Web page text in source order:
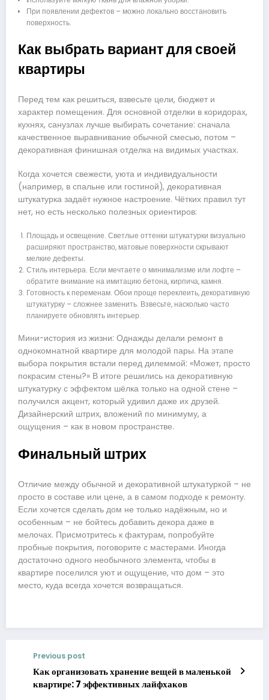
При появлении дефектов – можно локально восстановить
поверхность.
Как выбрать вариант для своей
квартиры
Перед тем как решиться, взвесьте цели, бюджет и
характер помещения. Для основной отделки в коридорах,
кухнях, санузлах лучше выбирать сочетание: сначала
качественное выравнивание обычной смесью, потом –
декоративная финишная отделка на видимых участках.
Когда хочется свежести, уюта и индивидуальности
(например, в спальне или гостиной), декоративная
штукатурка задаёт нужное настроение. Чётких правил тут
нет, но есть несколько полезных ориентиров:
Площадь и освещение. Светлые оттенки штукатурки визуально
расширяют пространство, матовые поверхности скрывают
мелкие дефекты.
Стиль интерьера. Если мечтаете о минимализме или лофте –
обратите внимание на имитацию бетона, кирпича, камня.
Готовность к переменам. Обои проще переклеить, декоративную
штукатурку – сложнее заменить. Взвесьте, насколько часто
планируете обновлять интерьер.
Мини-история из жизни: Однажды делали ремонт в
однокомнатной квартире для молодой пары. На этапе
выбора покрытия встали перед дилеммой: «Может, просто
покрасим стены?» В итоге решились на декоративную
штукатурку с эффектом шёлка только на одной стене –
получился акцент, который удивил даже их друзей.
Дизайнерский штрих, вложений по минимуму, а
ощущения – как в новом пространстве.
Финальный штрих
Отличие между обычной и декоративной штукатуркой – не
просто в составе или цене, а в самом подходе к ремонту.
Если хочется сделать дом не только надёжным, но и
особенным – не бойтесь добавить декора даже в
мелочах. Присмотритесь к фактурам, попробуйте
пробные покрытия, поговорите с мастерами. Иногда
достаточно одного необычного элемента, чтобы в
квартире поселился уют и ощущение, что дом – это
место, куда всегда хочется возвращаться.
Previous post
Как организовать хранение вещей в маленькой
квартире: 7 эффективных лайфхаков